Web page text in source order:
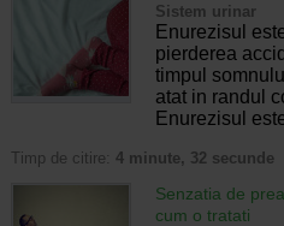
Sistem urinar
Enurezisul
pierderea
timpul
atat in randul
Enurezisul
Timp de citire: 4 minute, 32 secunde
Senzatia de
cum o tratati